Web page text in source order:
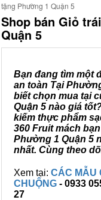
tặng Phường 1 Quận 5
Shop bán Giỏ
Quận 5
Bạn đang tìm một
an toàn Tại
biết chọn mua tại
Quận 5 nào giá
kiếm thực phẩm
360 Fruit mách
Phường 1 Quận 5
nhất. Cùng theo
Xem tại: CÁC MẪU
CHUỘNG - 0933
27